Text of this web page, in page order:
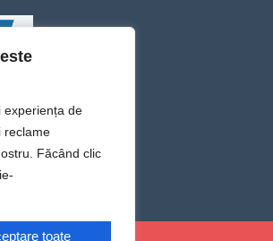
experiența de
reclame
Făcând clic
toate